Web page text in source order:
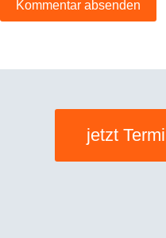
Kommentar absenden
jetzt